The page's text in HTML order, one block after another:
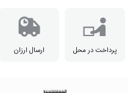
پرداخت در محل ارسال ارزان